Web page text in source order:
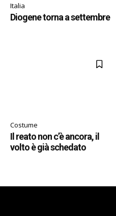
Italia
Diogene torna a settembre
Costume
Il reato non c’è ancora, il
volto è già schedato